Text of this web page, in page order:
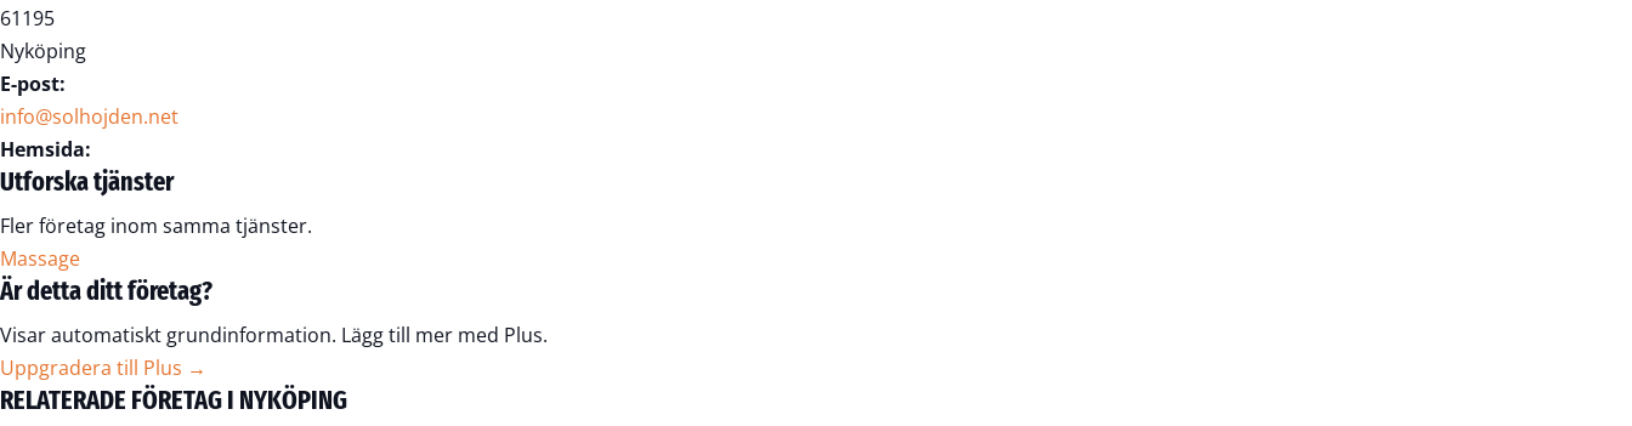
61195
Nyköping
E-post:
info@solhojden.net
Hemsida:
Utforska tjänster
Fler företag inom samma tjänster.
Massage
Är detta ditt företag?
Visar automatiskt grundinformation. Lägg till mer med Plus.
Uppgradera till Plus →
RELATERADE FÖRETAG I NYKÖPING